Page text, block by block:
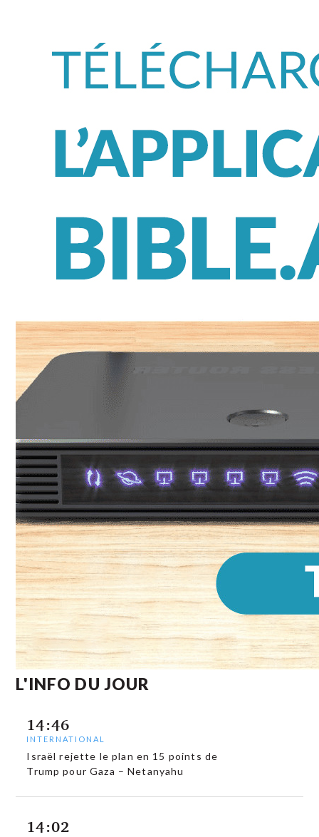
L'INFO DU JOUR
14:46
INTERNATIONAL
Israël rejette le plan en 15 points de
Trump pour Gaza – Netanyahu
14:02